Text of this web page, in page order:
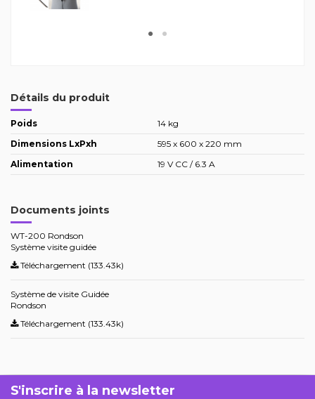
Détails du produit
Poids
14 kg
Dimensions LxPxh
595 x 600 x 220 mm
Alimentation
19 V CC / 6.3 A
Documents joints
WT-200 Rondson
Système visite guidée
Téléchargement (133.43k)
Système de visite Guidée
Rondson
Téléchargement (133.43k)
S'inscrire à la newsletter